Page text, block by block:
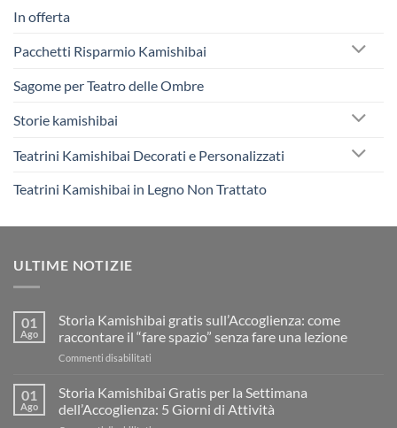
In offerta
Pacchetti Risparmio Kamishibai
Sagome per Teatro delle Ombre
Storie kamishibai
Teatrini Kamishibai Decorati e Personalizzati
Teatrini Kamishibai in Legno Non Trattato
ULTIME NOTIZIE
01
Ago
Storia Kamishibai gratis sull’Accoglienza: come
raccontare il “fare spazio” senza fare una lezione
Commenti disabilitati
Kamishibai
gratis
sull’Accoglienza:
01
Ago
Storia Kamishibai Gratis per la Settimana
dell’Accoglienza: 5 Giorni di Attività